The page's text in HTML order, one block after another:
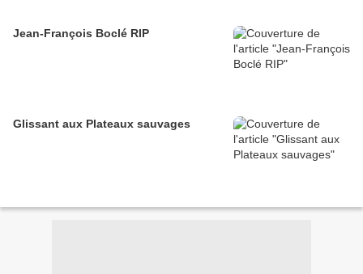
Jean-François Boclé RIP
Glissant aux Plateaux sauvages